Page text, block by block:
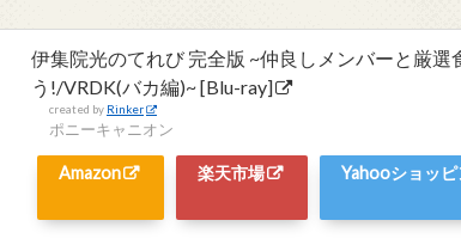
伊集院光のてれび 完全版 ~仲良しメンバーと厳選
う!/VRDK(バカ編)~ [Blu-ray]
created by Rinker
ポニーキャニオン
Amazon 楽天市場 Yahooショッピ